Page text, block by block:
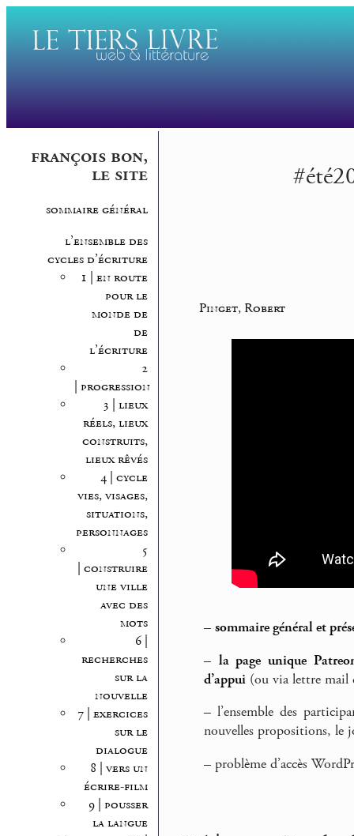
françois bon,
le site
sommaire général
l’ensemble des
cycles d’écriture
1 | en route
pour le
monde de
de
l’écriture
2
| progression
3 | lieux
réels, lieux
construits,
lieux rêvés
4 | cycle
vies, visages,
situations,
personnages
5
| construire
une ville
avec des
mots
6 |
recherches
sur la
nouvelle
7 | exercices
sur le
dialogue
8 | vers un
écrire-film
9 | pousser
la langue
Pinget, Robert
– sommaire général et
– la page unique
d’appui (ou via lettre mail
– l’ensemble des
nouvelles propositions, le
– problème d’accès